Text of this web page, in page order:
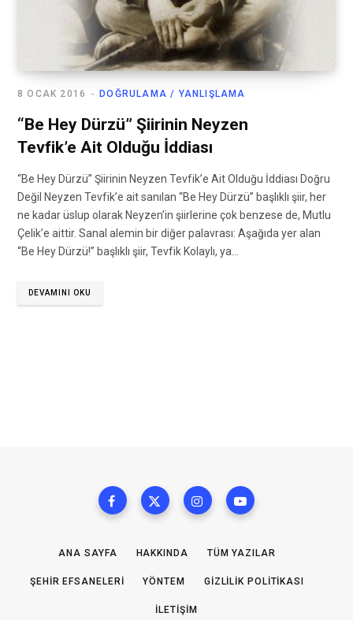
DOĞRULAMA / YANLIŞLAMA
8 OCAK 2016
“Be Hey Dürzü” Şiirinin Neyzen
Tevfik’e Ait Olduğu İddiası
“Be Hey Dürzü” Şiirinin Neyzen Tevfik’e Ait Olduğu İddiası Doğru
Değil Neyzen Tevfik’e ait sanılan “Be Hey Dürzü” başlıklı şiir, her
ne kadar üslup olarak Neyzen’in şiirlerine çok benzese de, Mutlu
Çelik’e aittir. Sanal alemin bir diğer palavrası: Aşağıda yer alan
“Be Hey Dürzü!” başlıklı şiir, Tevfik Kolaylı, ya…
DEVAMINI OKU
ANA SAYFA HAKKINDA TÜM YAZILAR
ŞEHIR EFSANELERI YÖNTEM GIZLILIK POLITIKASI
İLETIŞIM